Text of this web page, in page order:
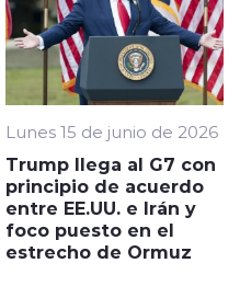
Lunes 15 de junio de 2026
Trump llega al G7 con
principio de acuerdo
entre EE.UU. e Irán y
foco puesto en el
estrecho de Ormuz